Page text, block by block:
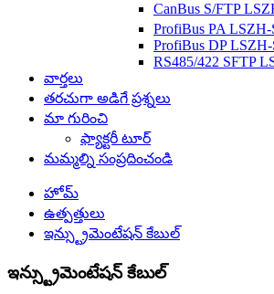
CanBus S/FTP
ProfiBus PA LSZH-
ProfiBus DP LSZH-
RS485/422 SFTP
వార్తలు
తరచుగా అడిగే ప్రశ్నలు
మా గురించి
ఫ్యాక్టరీ టూర్
మమ్మల్ని సంప్రదించండి
హోమ్
ఉత్పత్తులు
ఇన్స్ట్రుమెంటేషన్ కేబుల్
ఇన్స్ట్రుమెంటేషన్ కేబుల్